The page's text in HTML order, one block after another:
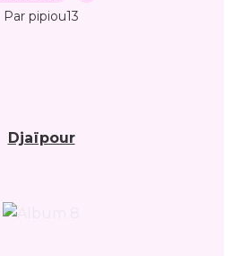
Par pipiou13
Djaïpour